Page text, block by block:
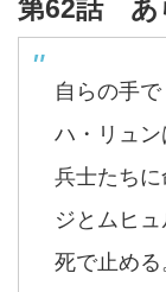
第62話 あ
自らの手
ハ・リュ
兵士たち
ジとムヒ
死で止め